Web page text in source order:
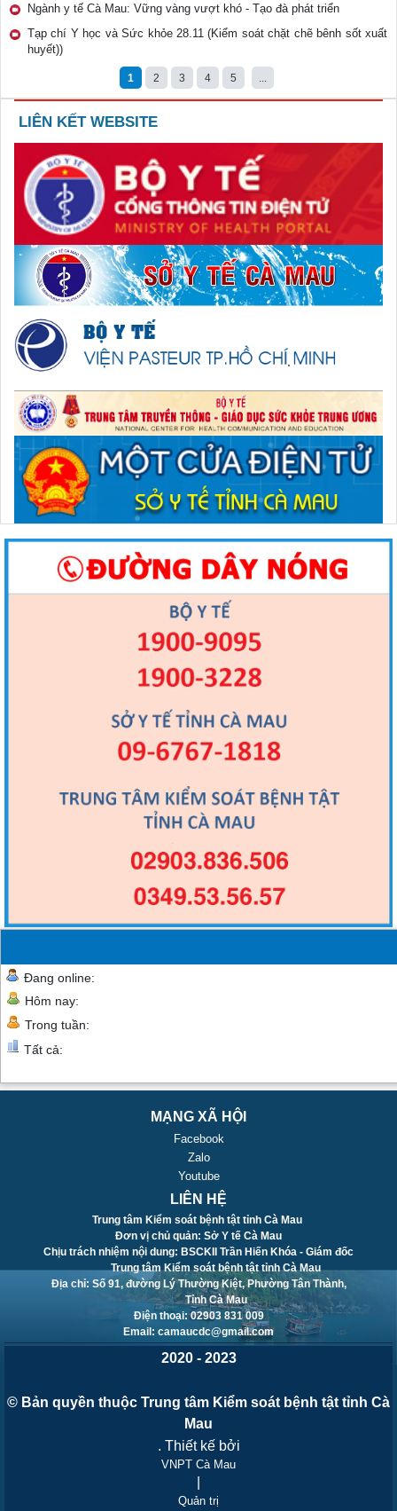
Ngành y tế Cà Mau: Vững vàng vượt khó - Tạo đà phát triển
Tạp chí Y học và Sức khỏe 28.11 (Kiểm soát chặt chẽ bênh sốt xuất
huyết))
1 2 3 4 5
LIÊN KẾT WEBSITE
Đang online:
Hôm nay:
Trong tuần:
Tất cả:
MẠNG XÃ HỘI
Facebook
Zalo
Youtube
LIÊN HỆ
Trung tâm Kiểm soát bệnh tật tỉnh Cà Mau
Đơn vị chủ quản: Sở Y tế Cà Mau
Chịu trách nhiệm nội dung: BSCKII Trần Hiến Khóa - Giám đốc
Trung tâm Kiểm soát bệnh tật tỉnh Cà Mau
Địa chỉ: Số 91, đường Lý Thường Kiệt, Phường Tân Thành,
Tỉnh Cà Mau
Điện thoại: 02903 831 009
Email: camaucdc@gmail.com
2020 - 2023
© Bản quyền thuộc Trung tâm Kiểm soát bệnh tật tỉnh Cà
Mau
. Thiết kế bởi
VNPT Cà Mau
Quản trị